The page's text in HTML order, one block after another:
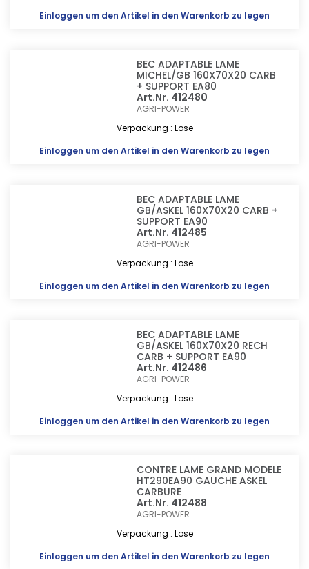
Einloggen um den Artikel in den Warenkorb zu legen
BEC ADAPTABLE LAME
MICHEL/GB 160X70X20 CARB
+ SUPPORT EA80
Art.Nr. 412480
AGRI-POWER
Verpackung : Lose
Einloggen um den Artikel in den Warenkorb zu legen
BEC ADAPTABLE LAME
GB/ASKEL 160X70X20 CARB +
SUPPORT EA90
Art.Nr. 412485
AGRI-POWER
Verpackung : Lose
Einloggen um den Artikel in den Warenkorb zu legen
BEC ADAPTABLE LAME
GB/ASKEL 160X70X20 RECH
CARB + SUPPORT EA90
Art.Nr. 412486
AGRI-POWER
Verpackung : Lose
Einloggen um den Artikel in den Warenkorb zu legen
CONTRE LAME GRAND MODELE
HT290EA90 GAUCHE ASKEL
CARBURE
Art.Nr. 412488
AGRI-POWER
Verpackung : Lose
Einloggen um den Artikel in den Warenkorb zu legen